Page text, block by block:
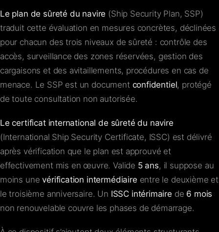
Le plan de sûreté du navire (Ship Security Plan, SSP)
traduit cette évaluation en mesures concrètes, déclinées
pour chacun des trois niveaux de sûreté : contrôle des
accès, surveillance des zones réservées, gestion des
cargaisons et des avitaillements, procédures en cas de
menace. Le SSP est un document confidentiel, protégé
de toute consultation non autorisée.
Le certificat international de sûreté du navire
(International Ship Security Certificate, ISSC) est délivré
après vérification que le plan est approuvé et
effectivement mis en œuvre. Valide 5 ans, il suppose au
moins unevérification intermédiaire entre le deuxième et
le troisième anniversaire. Un ISSC intérimaire de 6 mois
non renouvelable couvre les phases de démarrage.